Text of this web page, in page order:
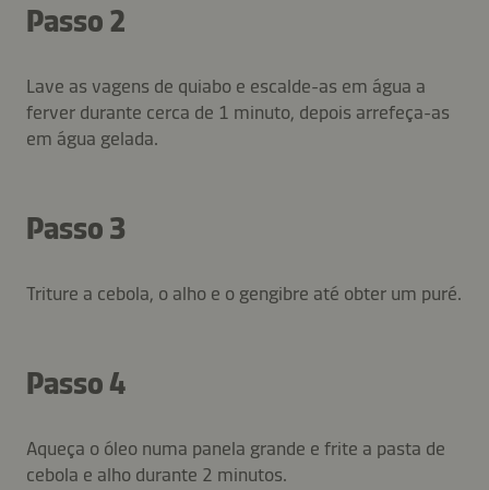
Passo 2
Lave as vagens de quiabo e escalde-as em água a
ferver durante cerca de 1 minuto, depois arrefeça-as
em água gelada.
Passo 3
Triture a cebola, o alho e o gengibre até obter um puré.
Passo 4
Aqueça o óleo numa panela grande e frite a pasta de
cebola e alho durante 2 minutos.